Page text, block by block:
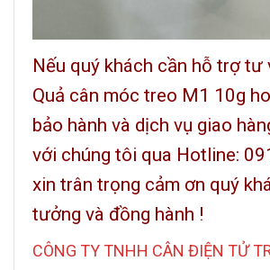
Nếu quý khách cần hỗ trợ tư
Quả cân móc treo M1 10g
bảo hành và dịch vụ giao
với chúng tôi qua Hotline:
xin trân trọng cảm ơn quý
tưởng và đồng hành !
CÔNG TY TNHH CÂN ĐIỆN TỬ